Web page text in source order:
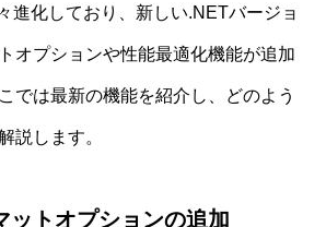
進化しており、新しい.NETバージョ
オプションや性能最適化機能が追加
では最新の機能を紹介し、どのよう
説します。
ットオプションの追加